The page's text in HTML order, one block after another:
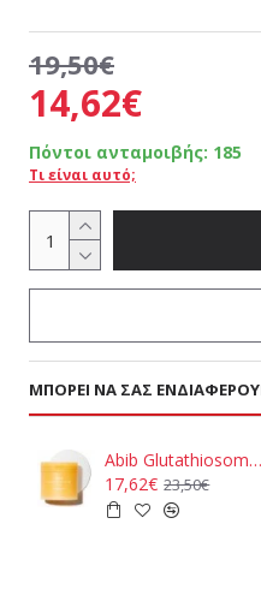
14,62€
19,50€
Πόντοι ανταμοιβής: 185
Τι είναι αυτό;
ΜΠΟΡΕΊ ΝΑ ΣΑΣ
Abib Glutathiosome Dark Spot Pads - Vita Touch 60pcs
17,62€ 23,50€